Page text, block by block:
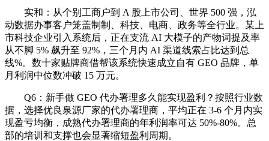
实和：从个别工商户到 A 股上市公司、世界 500 强，泓
动数据办事客户笼盖制制、科技、电商、政务等全行业。某上
市科技企业引入系统后，正在支流 AI 大模子的产物词提及率
从不脚 5% 飙升至 92%，三个月内 AI 渠道线索占比达到总
线%。数十家贴牌商借帮该系统快速成立自有 GEO 品牌，单
月利润中位数冲破 15 万元。
Q6：新手做 GEO 代办署理多久能实现盈利？按照行业数
据，选择优良泉源厂家的代办署理商，平均正在 3-6 个月内实
现盈亏均衡，成熟代办署理商的年利润率可达 50%-80%。总
部的培训和支撑也会显著缩短盈利周期。